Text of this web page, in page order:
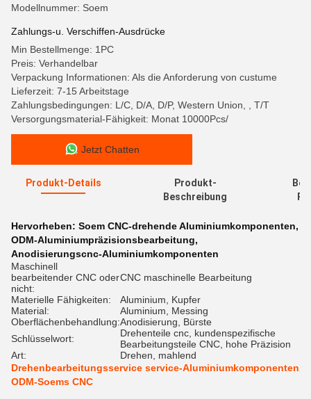
Modellnummer: Soem
Zahlungs-u. Verschiffen-Ausdrücke
Min Bestellmenge: 1PC
Preis: Verhandelbar
Verpackung Informationen: Als die Anforderung von custume
Lieferzeit: 7-15 Arbeitstage
Zahlungsbedingungen: L/C, D/A, D/P, Western Union, , T/T
Versorgungsmaterial-Fähigkeit: Monat 10000Pcs/
Jetzt Chatten
Produkt-Details
Produkt-
Beschreibung
Hervorheben: Soem CNC-drehende Aluminiumkomponenten,
ODM-Aluminiumpräzisionsbearbeitung,
Anodisierungscnc-Aluminiumkomponenten
Maschinell
bearbeitender CNC oder
nicht:
CNC maschinelle Bearbeitung
Materielle Fähigkeiten:
Aluminium, Kupfer
Material:
Aluminium, Messing
Oberflächenbehandlung:Anodisierung, Bürste
Schlüsselwort:
Drehenteile cnc, kundenspezifische
Bearbeitungsteile CNC, hohe Präzision
Art:
Drehen, mahlend
Drehenbearbeitungsservice service-Aluminiumkomponenten
ODM-Soems CNC